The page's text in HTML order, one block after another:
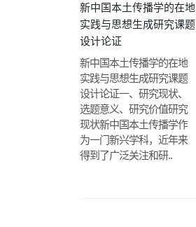
新中国本土传播学的在地
实践与思想生成研究课题
设计论证
新中国本土传播学的在地
实践与思想生成研究课题
设计论证一、研究现状、
选题意义、研究价值研究
现状新中国本土传播学作
为一门新兴学科，近年来
得到了广泛关注和研..